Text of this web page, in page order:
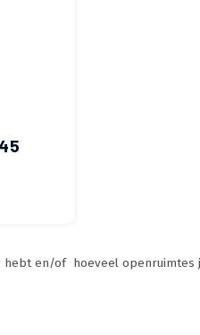
hebt en/of hoeveel openruimtes